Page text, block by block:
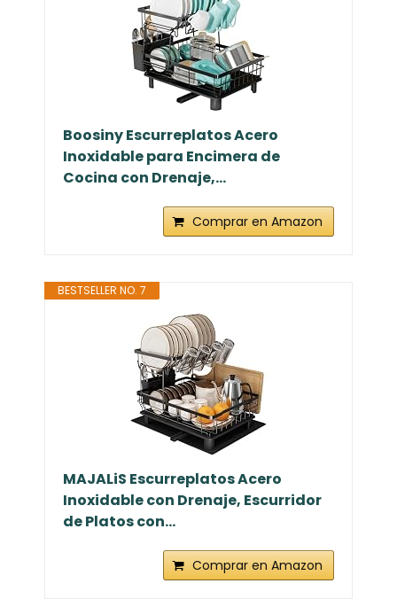
Boosiny Escurreplatos Acero
Inoxidable para Encimera de
Cocina con Drenaje,...
Comprar en Amazon
BESTSELLER NO. 7
MAJALiS Escurreplatos Acero
Inoxidable con Drenaje, Escurridor
de Platos con...
Comprar en Amazon